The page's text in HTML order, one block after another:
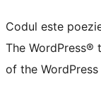
Codul este
The
of the